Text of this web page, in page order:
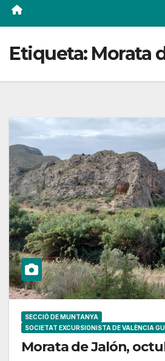
Etiqueta: Morata
SECCIÓ DE MUNTANYA
SOCIETAT EXCURSIONISTA DE VALÈNCIA
Morata de Jalón,